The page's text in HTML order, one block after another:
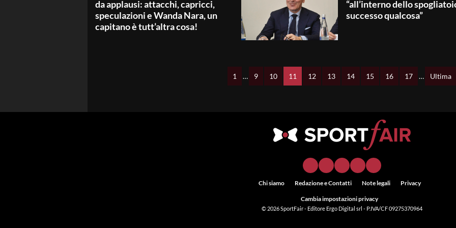
da applausi: attacchi, capricci,
speculazioni e Wanda Nara, un
capitano è tutt’altra cosa!
“all’interno dello
successo qualcosa”
1 … 9 10 11 12 13 14 15 16 17 … Ultima
Chi siamo Redazione e Contatti Note legali Privacy
Cambia impostazioni privacy
© 2026SportFair- Editore Ergo Digital srl - P.IVA/CF 09275370964